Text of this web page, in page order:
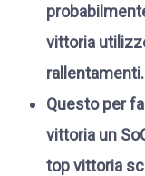
vittoria
rallentamenti.
Questo per
vittoria un
top vittoria